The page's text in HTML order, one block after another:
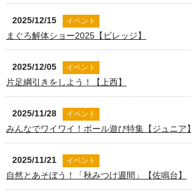
2025/12/15 イベント
まぐろ解体ショー2025【ビレッジ】
2025/12/05 イベント
片足綱引きをしよう！【上西】
2025/11/28 イベント
みんなでワイワイ！ボール遊び特集【ジュニア】
2025/11/21 イベント
自然とあそぼう！「秋みつけ週間」【佐鳴台】